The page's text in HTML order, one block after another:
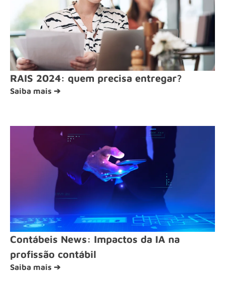
RAIS 2024: quem precisa entregar?
Saiba mais ➔
Contábeis News: Impactos da IA na
profissão contábil
Saiba mais ➔